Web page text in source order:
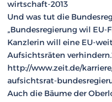
wirtschaft-2013
Und was tut die
„Bundesregierung wil EU-
Kanzlerin will eine EU-
Aufsichtsräten
http://www.zeit.de/
aufsichtsrat-
Auch die Bäume der